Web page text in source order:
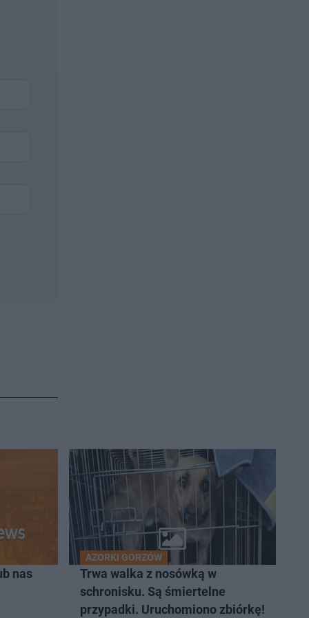
nas
AZORKI GORZÓW
Trwa walka z nosówką w
schronisku. Są śmiertelne
przypadki. Uruchomiono zbiórkę!